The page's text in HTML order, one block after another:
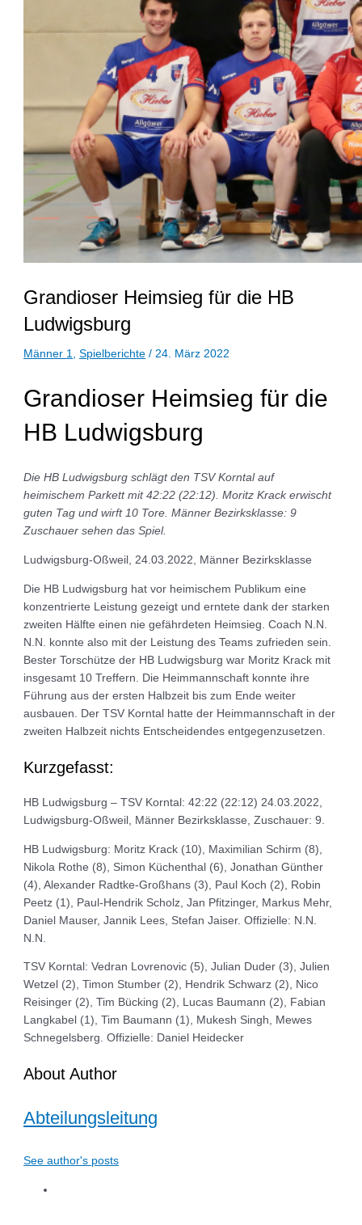
Grandioser Heimsieg für die HB
Ludwigsburg
Männer 1 ,Spielberichte / 24. März 2022
Grandioser Heimsieg für die
HB Ludwigsburg
Die HB Ludwigsburg schlägt den TSV Korntal auf
heimischem Parkett mit 42:22 (22:12). Moritz Krack erwischt
guten Tag und wirft 10 Tore. Männer Bezirksklasse: 9
Zuschauer sehen das Spiel.
Ludwigsburg-Oßweil, 24.03.2022, Männer Bezirksklasse
Die HB Ludwigsburg hat vor heimischem Publikum eine
konzentrierte Leistung gezeigt und erntete dank der starken
zweiten Hälfte einen nie gefährdeten Heimsieg. Coach N.N.
N.N. konnte also mit der Leistung des Teams zufrieden sein.
Bester Torschütze der HB Ludwigsburg war Moritz Krack mit
insgesamt 10 Treffern. Die Heimmannschaft konnte ihre
Führung aus der ersten Halbzeit bis zum Ende weiter
ausbauen. Der TSV Korntal hatte der Heimmannschaft in der
zweiten Halbzeit nichts Entscheidendes entgegenzusetzen.
Kurzgefasst:
HB Ludwigsburg – TSV Korntal: 42:22 (22:12) 24.03.2022,
Ludwigsburg-Oßweil, Männer Bezirksklasse, Zuschauer: 9.
HB Ludwigsburg: Moritz Krack (10), Maximilian Schirm (8),
Nikola Rothe (8), Simon Küchenthal (6), Jonathan Günther
(4), Alexander Radtke-Großhans (3), Paul Koch (2), Robin
Peetz (1), Paul-Hendrik Scholz, Jan Pfitzinger, Markus Mehr,
Daniel Mauser, Jannik Lees, Stefan Jaiser. Offizielle: N.N.
N.N.
TSV Korntal: Vedran Lovrenovic (5), Julian Duder (3), Julien
Wetzel (2), Timon Stumber (2), Hendrik Schwarz (2), Nico
Reisinger (2), Tim Bücking (2), Lucas Baumann (2), Fabian
Langkabel (1), Tim Baumann (1), Mukesh Singh, Mewes
Schnegelsberg. Offizielle: Daniel Heidecker
About Author
Abteilungsleitung
See author's posts